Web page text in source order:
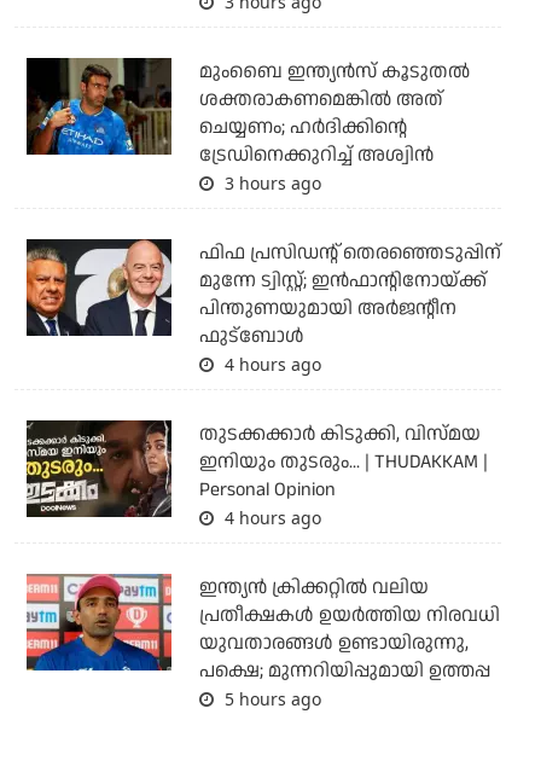
മുംബൈ ഇന്ത്യന്‍സ് കൂടുതല്‍
ശക്തരാകണമെങ്കില്‍ അത്
ചെയ്യണം; ഹര്‍ദിക്കിന്റെ
ട്രേഡിനെക്കുറിച്ച് അശ്വിന്‍
3 hours ago
ഫിഫ പ്രസിഡന്റ് തെരഞ്ഞെടുപ്പിന്
മുന്നേ ട്വിസ്റ്റ്; ഇന്‍ഫാന്റിനോയ്ക്ക്
പിന്തുണയുമായി അര്‍ജന്റീന
ഫുട്‌ബോള്‍
4 hours ago
തുടക്കക്കാര്‍ കിടുക്കി, വിസ്മയ
ഇനിയും തുടരും... | THUDAKKAM |
Personal Opinion
4 hours ago
ഇന്ത്യന്‍ ക്രിക്കറ്റില്‍ വലിയ
പ്രതീക്ഷകള്‍ ഉയര്‍ത്തിയ നിരവധി
യുവതാരങ്ങള്‍ ഉണ്ടായിരുന്നു,
പക്ഷെ; മുന്നറിയിപ്പുമായി ഉത്തപ്പ
5 hours ago